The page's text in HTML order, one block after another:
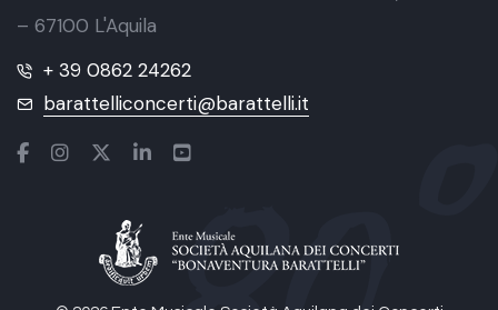
– 67100 L'Aquila
+ 39 0862 24262
barattelliconcerti@barattelli.it